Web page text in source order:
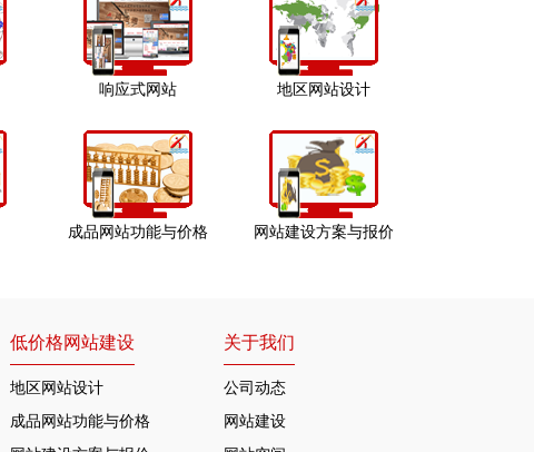
响应式网站 地区网站设计
成品网站功能与价格 网站建设方案与报价
低价格网站建设
地区网站设计
成品网站功能与价格
关于我们
公司动态
网站建设